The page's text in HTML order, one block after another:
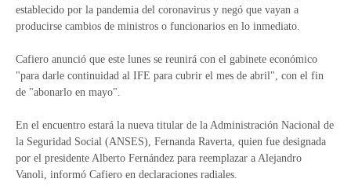
establecido por la pandemia del coronavirus y negó que vayan a
producirse cambios de ministros o funcionarios en lo inmediato.
Cafiero anunció que este lunes se reunirá con el gabinete económico
"para darle continuidad al IFE para cubrir el mes de abril", con el fin
de "abonarlo en mayo".
En el encuentro estará la nueva titular de la Administración Nacional de
la Seguridad Social (ANSES), Fernanda Raverta, quien fue designada
por el presidente Alberto Fernández para reemplazar a Alejandro
Vanoli, informó Cafiero en declaraciones radiales.